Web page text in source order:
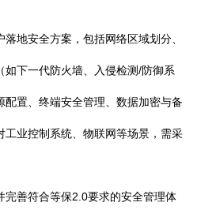
落地安全方案，包括网络区域划分、
下一代防火墙、入侵检测/防御系
置、终端安全管理、数据加密与备
业控制系统、物联网等场景，需采
完善符合等保2.0要求的安全管理体